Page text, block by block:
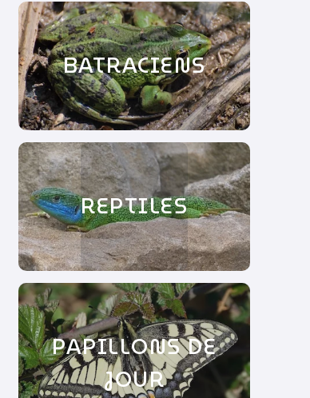
BATRACIENS
REPTILES
PAPILLONS DE
JOUR